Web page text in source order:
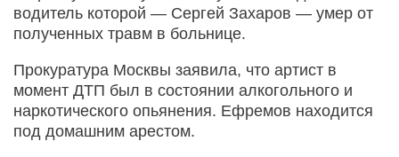
водитель которой — Сергей Захаров — умер от
полученных травм в больнице.
Прокуратура Москвы заявила, что артист в
момент ДТП был в состоянии алкогольного и
наркотического опьянения. Ефремов находится
под домашним арестом.